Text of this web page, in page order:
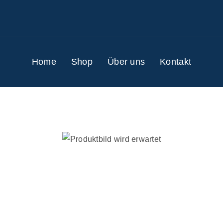
Home Shop Über uns Kontakt